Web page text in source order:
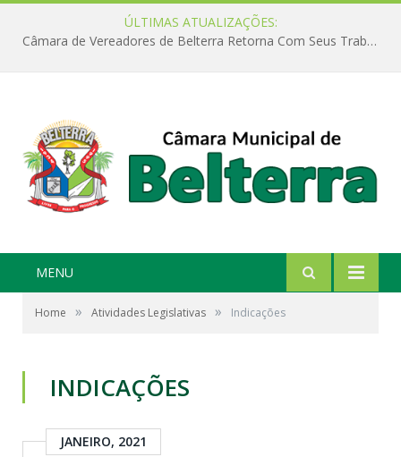
ÚLTIMAS ATUALIZAÇÕES:
Câmara de Vereadores de Belterra Retorna Com Seus Trabalhos Legislativos
MENU
Home » Atividades Legislativas » Indicações
INDICAÇÕES
JANEIRO, 2021